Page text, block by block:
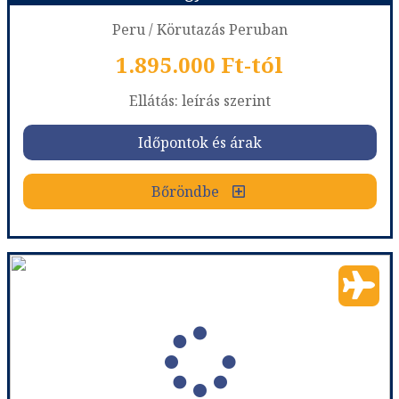
már 1.479.900 Ft-tól
Időpontok és árak
Bőröndbe
Peru / Körutazás Peruban
1.895.000 Ft-tól
Ellátás: leírás szerint
Időpontok és árak
Bőröndbe
Peru Nagykörút ***
Körutazás Peruban
Utazás módja:
Ellátás:leírás szerint
Szálláskategória: